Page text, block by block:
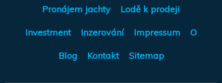
Pronájem jachty Lodě k prodeji
Investment Inzerování Impressum O
Blog Kontakt Sitemap